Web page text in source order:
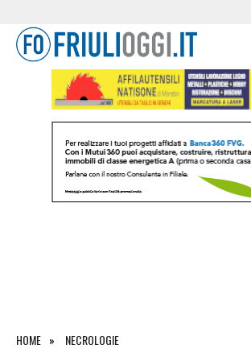
HOME NECROLOGIE